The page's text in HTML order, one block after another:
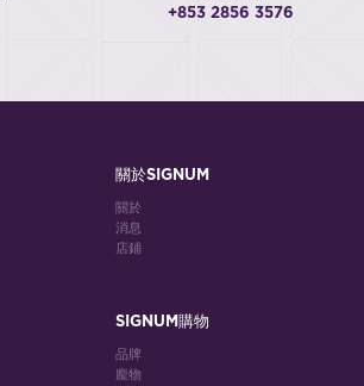
+853 2856 3576
關於SIGNUM
關於
消息
店鋪
SIGNUM購物
品牌
龐物